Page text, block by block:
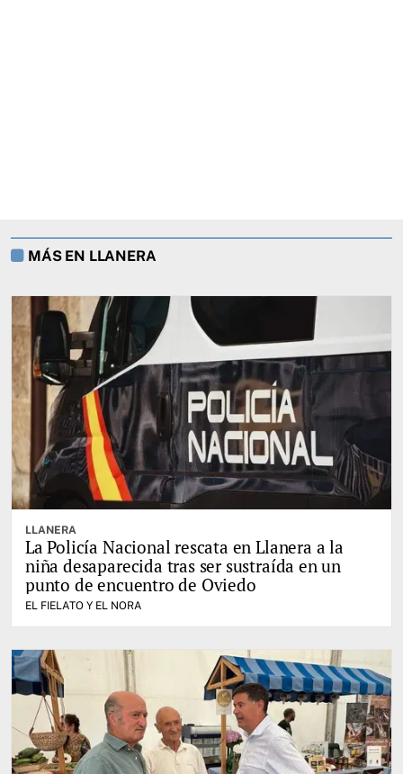
MÁS EN LLANERA
LLANERA
La Policía Nacional rescata en Llanera a la
niña desaparecida tras ser sustraída en un
punto de encuentro de Oviedo
EL FIELATO Y EL NORA